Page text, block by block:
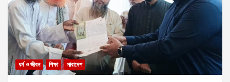
ধর্ম ও জীবন শিক্ষা সারাদেশ